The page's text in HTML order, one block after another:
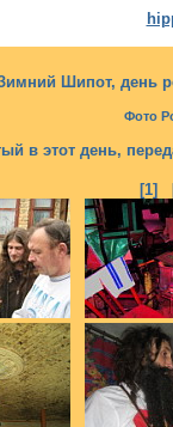
Шипот, день
Фото
в этот день,
[1]